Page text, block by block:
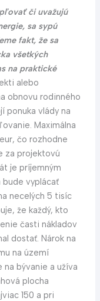
či uvažujú
sa sypú
fakt, že sa
všetkých
na praktické
alebo
obnovu rodinného
ponuka vlády na
Maximálna
čo rozhodne
za projektovú
je príjemným
bude vyplácať
necelých 5 tisíc
že každý, kto
časti nákladov
dostať. Nárok na
na území
na bývanie a užíva
plocha
150 a pri